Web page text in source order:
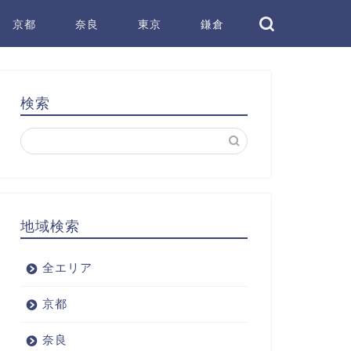
京都 奈良 東京 鎌倉
検索
地域検索
全エリア
京都
奈良